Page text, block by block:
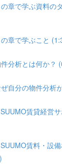
章で学ぶ資料の
章で学ぶこと
分析とは何か？
自分の物件分析
賃貸経営サ
賃料・設備